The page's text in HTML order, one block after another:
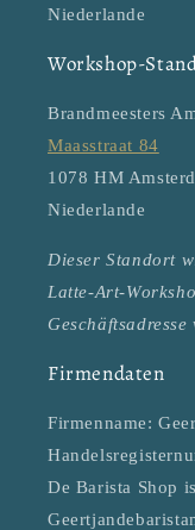
Niederlande
Workshop-
Brandmeesters
Maasstraat 84
1078 HM
Niederlande
Dieser Standort
Latte-Art-
Firmendaten
Firmenname:
De Barista Shop